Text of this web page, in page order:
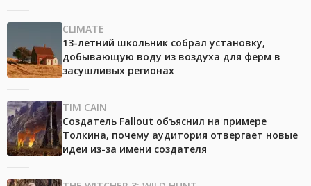
CLIMATE
13-летний школьник собрал установку,
добывающую воду из воздуха для ферм в
засушливых регионах
TIM CAIN
Создатель Fallout объяснил на примере
Толкина, почему аудитория отвергает новые
идеи из-за имени создателя